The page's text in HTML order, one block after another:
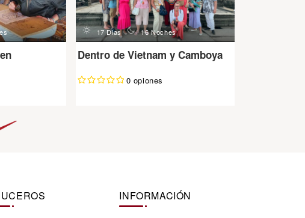
d 17 Dias n 16 Noches
Dentro de Vietnam y Camboya
0 opiones
INFORMACIÓN